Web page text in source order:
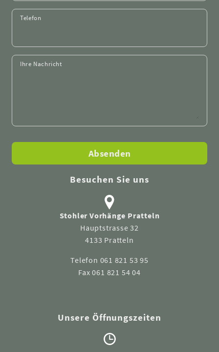
Telefon
Ihre Nachricht
Absenden
Besuchen Sie uns
Stohler Vorhänge Pratteln
Hauptstrasse 32
4133 Pratteln
Telefon 061 821 53 95
Fax 061 821 54 04
Unsere Öffnungszeiten